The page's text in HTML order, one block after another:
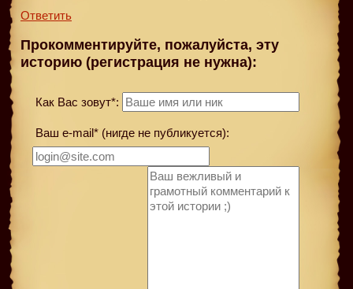
Ответить
Прокомментируйте, пожалуйста, эту
историю (регистрация не нужна):
Как Вас зовут*:
Ваш e-mail* (нигде не публикуется):